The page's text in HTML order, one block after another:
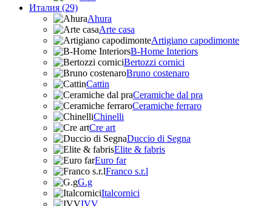
Италия (29)
Ahura
Arte casa
Artigiano capodimonte
B-Home Interiors
Bertozzi cornici
Bruno costenaro
Cattin
Ceramiche dal pra
Ceramiche ferraro
Chinelli
Cre art
Duccio di Segna
Elite & fabris
Euro far
Franco s.r.l
G.g
Italcornici
IVV